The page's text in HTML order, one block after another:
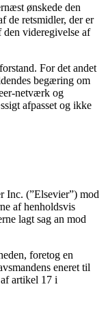
ønskede den
de retsmidler, der er
den videregivelse af
For det andet
begæring om
netværk og
afpasset og ikke
Inc. (”Elsevier”) mod
af henholdsvis
lagt sag an mod
foretog en
eneret til
artikel 17 i